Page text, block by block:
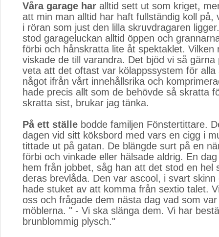
Våra garage har alltid sett ut som kriget,
att min man alltid har haft fullständig koll på,
i röran som just den lilla skruvdragaren
stod garageluckan alltid öppen och
förbi och hånskratta lite åt spektaklet. Vilken
viskade de till varandra. Det bjöd vi så gärna
veta att det oftast var kölappssystem för alla
något ifrån vårt innehållsrika och
hade precis allt som de behövde så skratta
skratta sist, brukar jag tänka.
På ett ställe bodde familjen Fönstertittare.
dagen vid sitt köksbord med vars en cigg i
tittade ut på gatan. De blängde surt på en
förbi och vinkade eller hälsade aldrig. En
hem från jobbet, såg han att det stod en hel
deras brevlåda. Den var ascool, i svart
hade stuket av att komma från sextio talet.
oss och frågade dem nästa dag vad som
möblerna. " - Vi ska slänga dem. Vi har
brunblommig plysch."